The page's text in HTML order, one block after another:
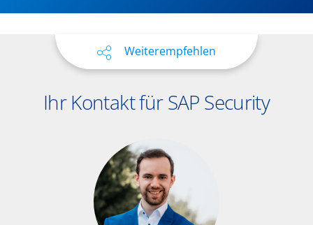
Weiterempfehlen
Ihr Kontakt für SAP Security